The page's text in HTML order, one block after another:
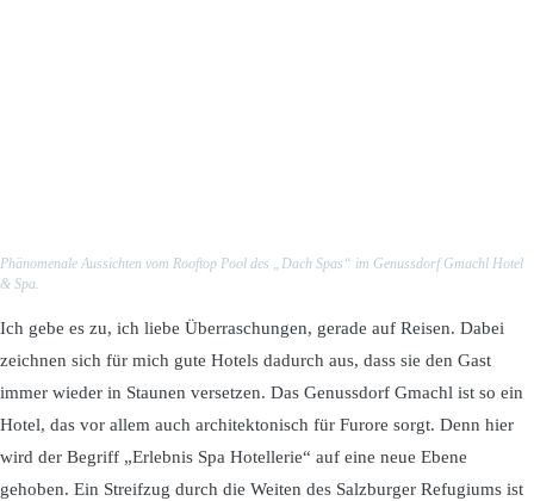
Phänomenale Aussichten vom Rooftop Pool des „Dach Spas“ im Genussdorf Gmachl Hotel
& Spa.
Ich gebe es zu, ich liebe Überraschungen, gerade auf Reisen. Dabei
zeichnen sich für mich gute Hotels dadurch aus, dass sie den Gast
immer wieder in Staunen versetzen. Das Genussdorf Gmachl ist so ein
Hotel, das vor allem auch architektonisch für Furore sorgt. Denn hier
wird der Begriff „Erlebnis Spa Hotellerie“ auf eine neue Ebene
gehoben. Ein Streifzug durch die Weiten des Salzburger Refugiums ist